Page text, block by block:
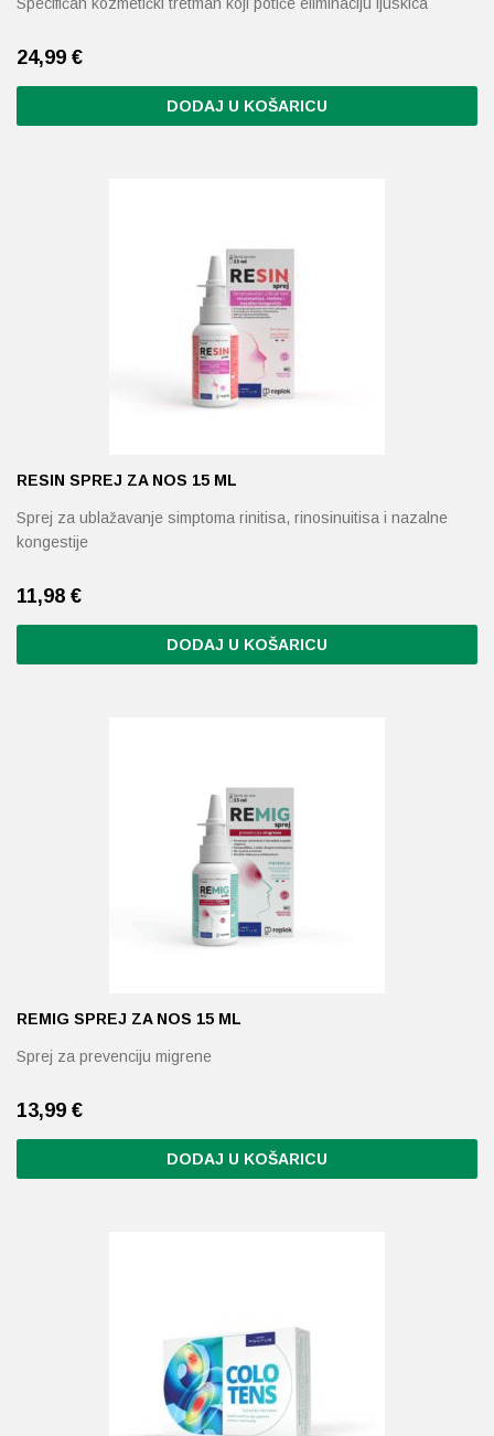
24,99 €
DODAJ U KOŠARICU
RESIN SPREJ ZA NOS 15 ML
Sprej za ublažavanje simptoma rinitisa, rinosinuitisa i nazalne
kongestije
11,98 €
DODAJ U KOŠARICU
REMIG SPREJ ZA NOS 15 ML
Sprej za prevenciju migrene
13,99 €
DODAJ U KOŠARICU